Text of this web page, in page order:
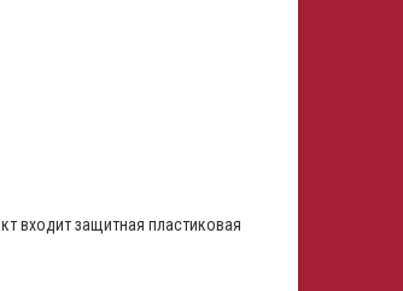
входит защитная пластиковая